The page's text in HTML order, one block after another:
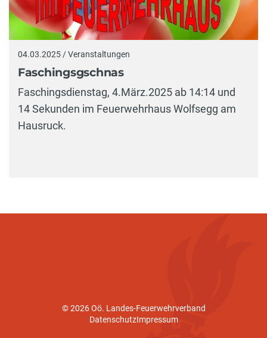
04.03.2025 / Veranstaltungen
Faschingsgschnas
Faschingsdienstag, 4.März.2025 ab 14:14 und
14 Sekunden im Feuerwehrhaus Wolfsegg am
Hausruck.
© 2026 Oö. Landes-Feuerwehrverband
DatenschutzImpressum